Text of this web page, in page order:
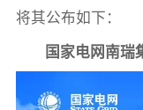
将其公布如下：
国家电网南瑞